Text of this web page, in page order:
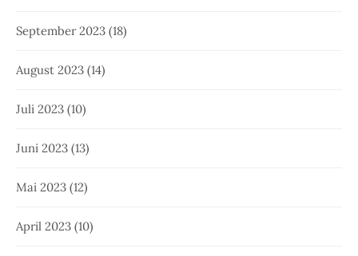
September 2023 (18)
August 2023 (14)
Juli 2023 (10)
Juni 2023 (13)
Mai 2023 (12)
April 2023 (10)